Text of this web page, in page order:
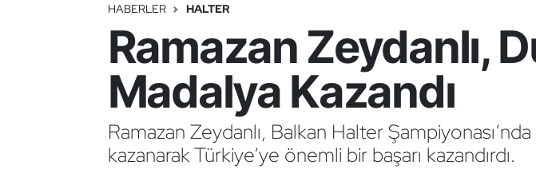
HABERLER HALTER
Ramazan Zeydanlı,
Madalya Kazandı
Ramazan Zeydanlı, Balkan Halter
kazanarak Türkiye’ye önemli bir başarı kazandırdı.
Bocce Bowling Dart